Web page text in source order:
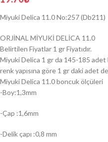
Miyuki Delica 11.0 No:257 (Db211)
ORJİNAL MİYUKİ DELİCA 11.0
Belirtilen Fiyatlar 1 gr Fiyatıdır.
Miyuki Delica 1 gr da 145-185 adet
renk yapısına göre 1 gr daki adet
Miyuki Delica 11.0 boncuk ölçüleri
-Boy:1,3mm
-Çap :1,6mm
-Delik çapı :0,8 mm